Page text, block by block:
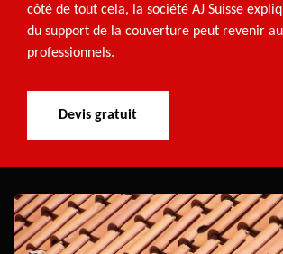
côté de tout cela, la société AJ Suisse
du support de la couverture peut revenir
professionnels.
Devis gratuit